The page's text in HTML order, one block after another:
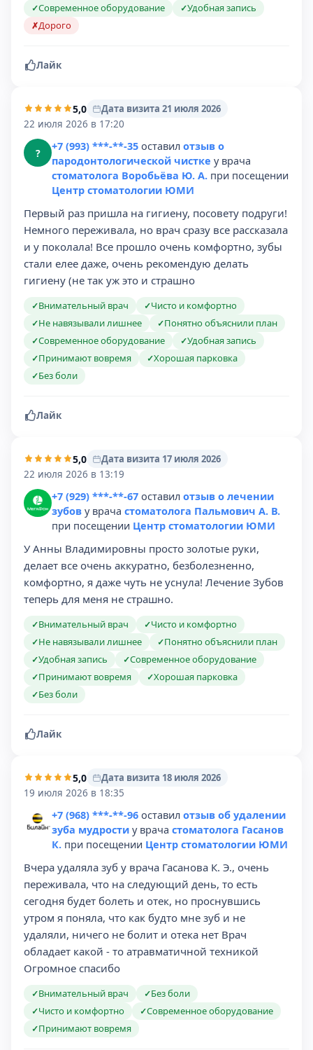
✓Современное оборудование ✓Удобная запись
✗Дорого
Лайк
5,0
Дата визита 21 июля 2026
22 июля 2026 в 17:20
? +7 (993) ***-**-35 оставил отзыв о
пародонтологической чистке у врача
стоматолога Воробьёва Ю. А. при посещении
Центр стоматологии ЮМИ
Первый раз пришла на гигиену, посовету подруги!
Немного переживала, но врач сразу все рассказала
и у поколала! Все прошло очень комфортно, зубы
стали елее даже, очень рекомендую делать
гигиену (не так уж это и страшно
✓Внимательный врач ✓Чисто и комфортно
✓Не навязывали лишнее ✓Понятно объяснили план
✓Современное оборудование ✓Удобная запись
✓Принимают вовремя ✓Хорошая парковка
✓Без боли
Лайк
5,0
Дата визита 17 июля 2026
22 июля 2026 в 13:19
+7 (929) ***-**-67 оставил отзыв о лечении
зубов у врача стоматолога Пальмович А. В.
при посещении Центр стоматологии ЮМИ
У Анны Владимировны просто золотые руки,
делает все очень аккуратно, безболезненно,
комфортно, я даже чуть не уснула! Лечение Зубов
теперь для меня не страшно.
✓Внимательный врач ✓Чисто и комфортно
✓Не навязывали лишнее ✓Понятно объяснили план
✓Удобная запись ✓Современное оборудование
✓Принимают вовремя ✓Хорошая парковка
✓Без боли
Лайк
5,0
Дата визита 18 июля 2026
19 июля 2026 в 18:35
+7 (968) ***-**-96 оставил отзыв об удалении
зуба мудрости у врача стоматолога Гасанов
К. при посещении Центр стоматологии ЮМИ
Вчера удаляла зуб у врача Гасанова К. Э., очень
переживала, что на следующий день, то есть
сегодня будет болеть и отек, но проснувшись
утром я поняла, что как будто мне зуб и не
удаляли, ничего не болит и отека нет Врач
обладает какой - то атравматичной техникой
Огромное спасибо
✓Внимательный врач ✓Без боли
✓Чисто и комфортно ✓Современное оборудование
✓Принимают вовремя